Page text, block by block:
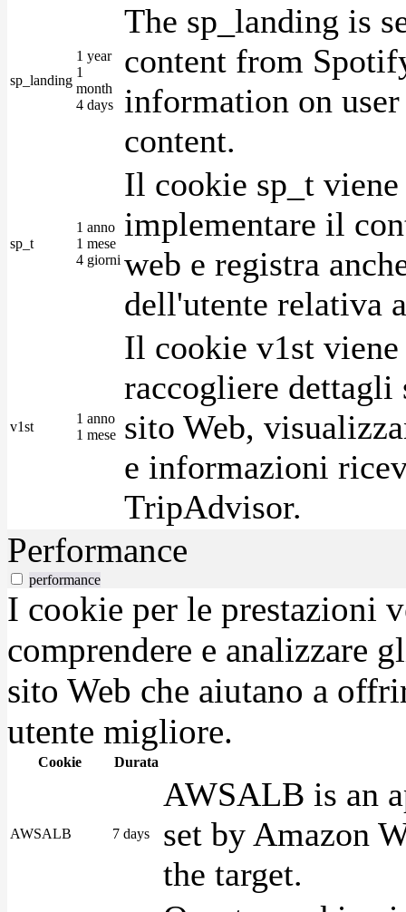
sp_landing
1 year
1
month
4 days
The sp_landing is
content from
information on
content.
sp_t
1 anno
1 mese
4 giorni
Il cookie sp_t
implementare il
web e registra
dell'utente relativa
v1st
1 anno
1 mese
Il cookie v1st
raccogliere
sito Web,
e informazioni
TripAdvisor.
Performance
performance
I cookie per le prestazioni
comprendere e analizzare
sito Web che aiutano a
utente migliore.
Cookie Durata
AWSALB 7 days
AWSALB is an
set by Amazon
the target.